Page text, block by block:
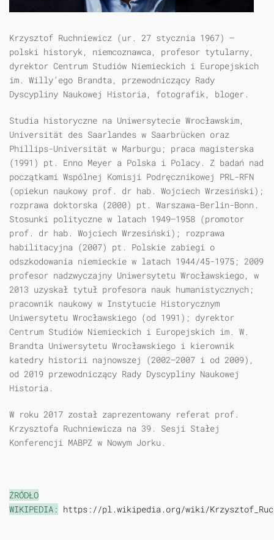
Krzysztof Ruchniewicz (ur. 27 stycznia 1967) –
polski historyk, niemcoznawca, profesor tytularny,
dyrektor Centrum Studiów Niemieckich i Europejskich
im. Willy’ego Brandta, przewodniczący Rady
Dyscypliny Naukowej Historia, fotografik, bloger.
Studia historyczne na Uniwersytecie Wrocławskim,
Universität des Saarlandes w Saarbrücken oraz
Phillips-Universität w Marburgu; praca magisterska
(1991) pt. Enno Meyer a Polska i Polacy. Z badań nad
początkami Wspólnej Komisji Podręcznikowej PRL-RFN
(opiekun naukowy prof. dr hab. Wojciech Wrzesiński);
rozprawa doktorska (2000) pt. Warszawa-Berlin-Bonn.
Stosunki polityczne w latach 1949–1958 (promotor
prof. dr hab. Wojciech Wrzesiński); rozprawa
habilitacyjna (2007) pt. Polskie zabiegi o
odszkodowania niemieckie w latach 1944/45-1975; 2009
profesor nadzwyczajny Uniwersytetu Wrocławskiego, w
2013 uzyskał tytuł profesora nauk humanistycznych;
pracownik naukowy w Instytucie Historycznym
Uniwersytetu Wrocławskiego (od 1991); dyrektor
Centrum Studiów Niemieckich i Europejskich im. W.
Brandta Uniwersytetu Wrocławskiego i kierownik
katedry historii najnowszej (2002–2007 i od 2009),
od 2019 przewodniczący Rady Dyscypliny Naukowej
Historia.
W roku 2017 został zaprezentowany referat prof.
Krzysztofa Ruchniewicza na 39. Sesji Stałej
Konferencji MABPZ w Nowym Jorku.
ŻRÓDŁO
WIKIPEDIA: https://pl.wikipedia.org/wiki/